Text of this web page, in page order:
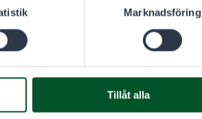
Marknadsföring
Tillåt alla